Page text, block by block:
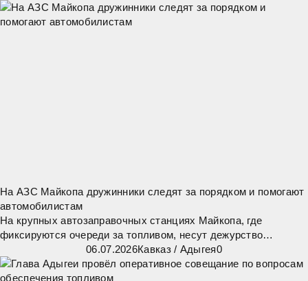
очередь — обеспечение бесперебойной работы жизненно
важных организаций. Экстренные службы,
На АЗС Майкопа дружинники следят за порядком и помогают
автомобилистам
На крупных автозаправочных станциях Майкопа, где
фиксируются очереди за топливом, несут дежурство
дружинники отряда «Честь». Они помогают
правоохранительным органам следить за порядком, а также
06.07.2026Кавказ/ Адыгея0